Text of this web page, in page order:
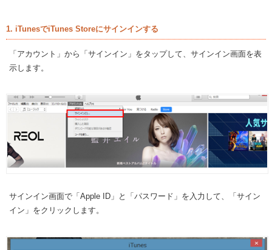
1. iTunesでiTunes Storeにサインインする
「アカウント」から「サインイン」をタップして、サインイン画面を表
示します。
サインイン画面で「Apple ID」と「パスワード」を入力して、「サイン
イン」をクリックします。